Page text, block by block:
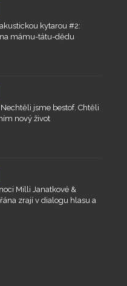
kytarou #2:
mámu-tátu-dědu
jsme bestof. Chtěli
nový život
Milli Janatkové &
zrají v dialogu hlasu a